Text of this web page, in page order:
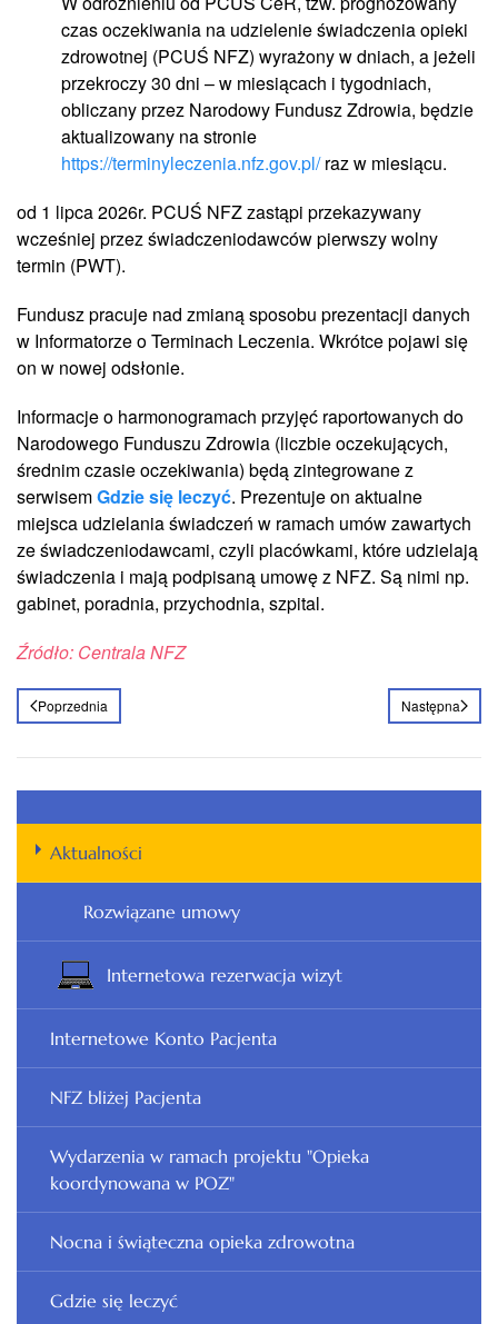
czas oczekiwania na udzielenie świadczenia opieki
zdrowotnej (PCUŚ NFZ) wyrażony w dniach, a jeżeli
przekroczy 30 dni – w miesiącach i tygodniach,
obliczany przez Narodowy Fundusz Zdrowia, będzie
aktualizowany na stronie
https://terminyleczenia.nfz.gov.pl/raz w miesiącu.
od 1 lipca 2026r. PCUŚ NFZ zastąpi przekazywany
wcześniej przez świadczeniodawców pierwszy wolny
termin (PWT).
Fundusz pracuje nad zmianą sposobu prezentacji danych
w Informatorze o Terminach Leczenia. Wkrótce pojawi się
on w nowej odsłonie.
Informacje o harmonogramach przyjęć raportowanych do
Narodowego Funduszu Zdrowia (liczbie oczekujących,
średnim czasie oczekiwania) będą zintegrowane z
serwisemGdzie się leczyć. Prezentuje on aktualne
miejsca udzielania świadczeń w ramach umów zawartych
ze świadczeniodawcami, czyli placówkami, które udzielają
świadczenia i mają podpisaną umowę z NFZ. Są nimi np.
gabinet, poradnia, przychodnia, szpital.
Źródło: Centrala NFZ
Poprzednia Następna
Aktualności
Rozwiązane umowy
Internetowa rezerwacja wizyt
Internetowe Konto Pacjenta
NFZ bliżej Pacjenta
Wydarzenia w ramach projektu "Opieka
koordynowana w POZ"
Nocna i świąteczna opieka zdrowotna
Gdzie się leczyć